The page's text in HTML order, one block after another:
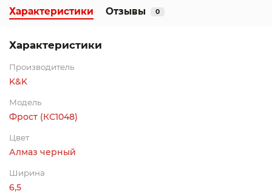
Характеристики Отзывы 0
Характеристики
Производитель
K&K
Модель
Фрост (КС1048)
Цвет
Алмаз черный
Ширина
6,5